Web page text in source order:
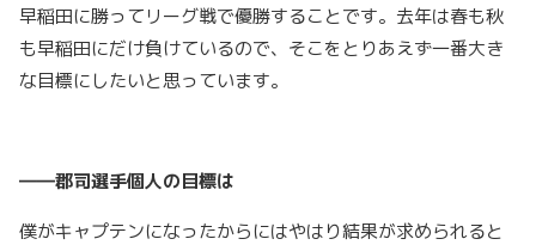
早稲田に勝ってリーグ戦で優勝することです。去年は春も秋
も早稲田にだけ負けているので、そこをとりあえず一番大き
な目標にしたいと思っています。
――郡司選手個人の目標は
僕がキャプテンになったからにはやはり結果が求められると